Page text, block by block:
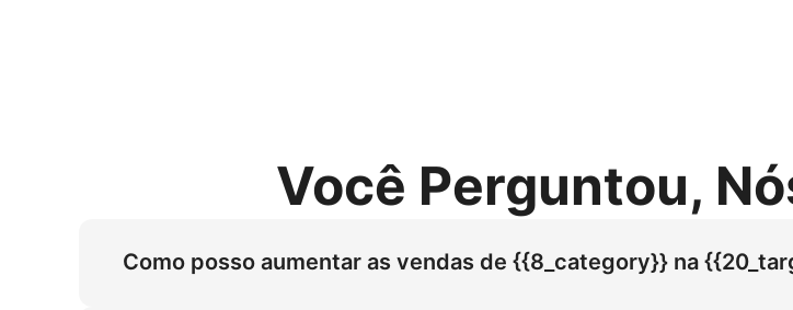
Você Perguntou,
Como posso aumentar as vendas de {{8_category}} na